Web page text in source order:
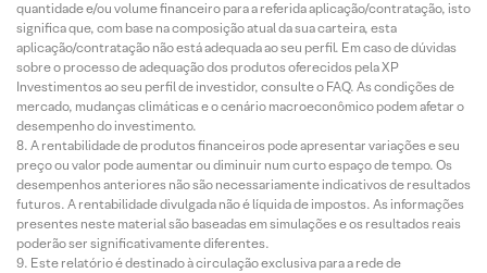
quantidade e/ou volume financeiro para a referida aplicação/contratação, isto
significa que, com base na composição atual da sua carteira, esta
aplicação/contratação não está adequada ao seu perfil. Em caso de dúvidas
sobre o processo de adequação dos produtos oferecidos pela XP
Investimentos ao seu perfil de investidor, consulte o FAQ. As condições de
mercado, mudanças climáticas e o cenário macroeconômico podem afetar o
desempenho do investimento.
A rentabilidade de produtos financeiros pode apresentar variações e seu
preço ou valor pode aumentar ou diminuir num curto espaço de tempo. Os
desempenhos anteriores não são necessariamente indicativos de resultados
futuros. A rentabilidade divulgada não é líquida de impostos. As informações
presentes neste material são baseadas em simulações e os resultados reais
poderão ser significativamente diferentes.
Este relatório é destinado à circulação exclusiva para a rede de